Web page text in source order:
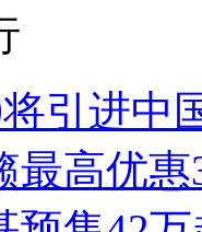
引进中
最高优